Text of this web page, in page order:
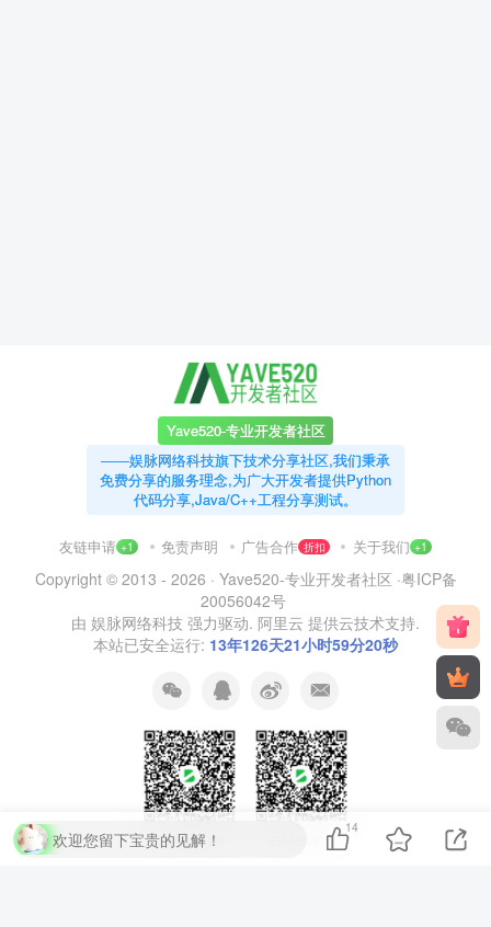
Yave520-专业开发者社区
——娱脉网络科技旗下技术分享社区,我们秉承
免费分享的服务理念,为广大开发者提供Python
代码分享,Java/C++工程分享测试。
友链申请 +1 免责声明 广告合作 折扣 关于我们 +1
Copyright © 2013 - 2026 · Yave520-专业开发者社区 ·粤ICP备
20056042号
由 娱脉网络科技 强力驱动. 阿里云 提供云技术支持.
本站已安全运行: 13年126天21小时59分21秒
扫码加QQ群 扫码加微信
欢迎您留下宝贵的见解！
14